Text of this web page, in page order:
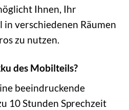
Ihnen, Ihr
in verschiedenen Räumen
zu nutzen.
des Mobilteils?
beeindruckende
10 Stunden Sprechzeit